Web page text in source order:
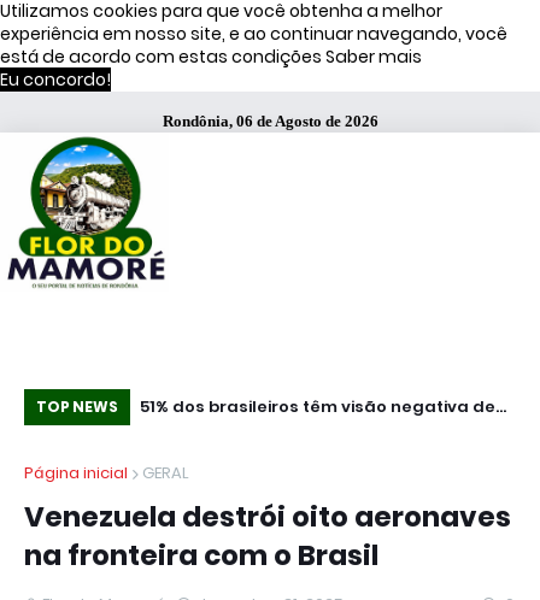
Utilizamos cookies para que você obtenha a melhor
experiência em nosso site, e ao continuar navegando, você
está de acordo com estas condições Saber mais
Eu concordo!
Rondônia, 06 de Agosto de 2026
TOP NEWS
Operação
51% dos brasileiros têm visão negativa de
Página inicial
GERAL
Venezuela destrói oito aeronaves
na fronteira com o Brasil